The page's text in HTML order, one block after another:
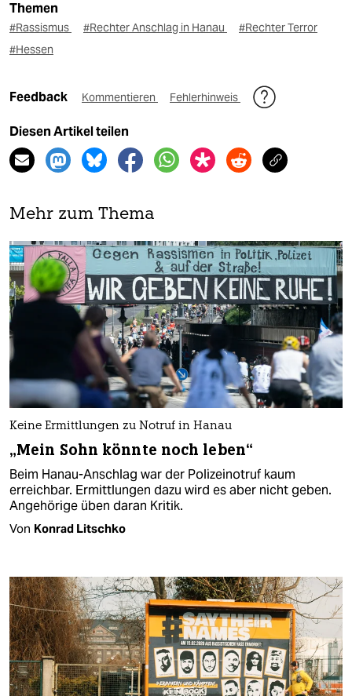
Themen
#Rassismus #Rechter Anschlag in Hanau
#Rechter Terror
#Hessen
Feedback Kommentieren Fehlerhinweis
Diesen Artikel teilen
Mehr zum Thema
Keine Ermittlungen zu Notruf in Hanau
„Mein Sohn könnte noch leben“
Beim Hanau-Anschlag war der Polizeinot­ruf kaum
erreichbar. Ermitt­lun­gen dazu wird es aber nicht geben.
Angehörige üben daran Kritik.
Von Konrad Litschko